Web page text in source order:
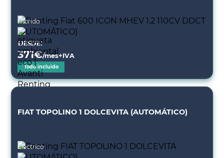
Híbrido
Desde:
371€/mes+IVA
Todo incluido
FIAT TOPOLINO 1 DOLCEVITA (AUTOMÁTICO)
Eléctrico